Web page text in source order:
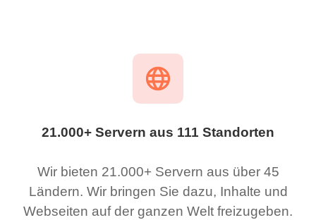
21.000+ Servern aus 111 Standorten
Wir bieten 21.000+ Servern aus über 45
Ländern. Wir bringen Sie dazu, Inhalte und
Webseiten auf der ganzen Welt freizugeben.